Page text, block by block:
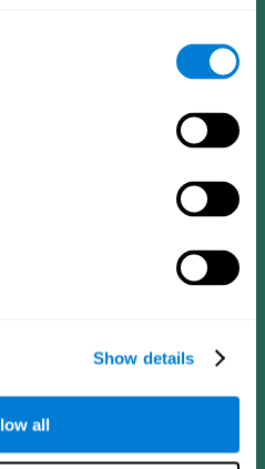
Show details
all
nos em